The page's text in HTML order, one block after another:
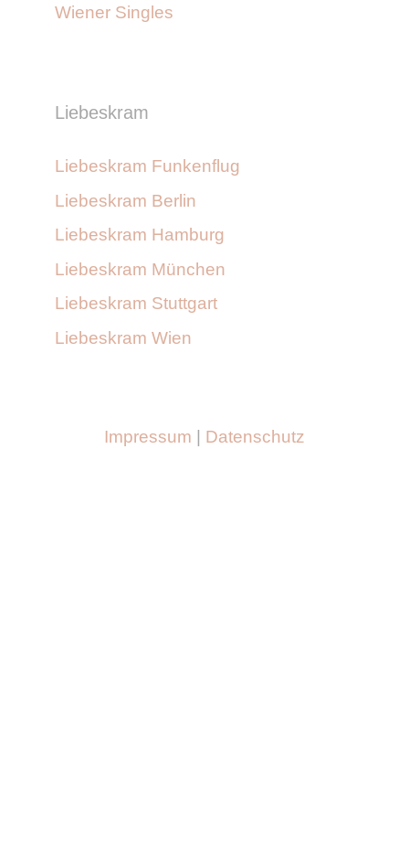
Wiener Singles
Liebeskram
Liebeskram Funkenflug
Liebeskram Berlin
Liebeskram Hamburg
Liebeskram München
Liebeskram Stuttgart
Liebeskram Wien
Impressum | Datenschutz